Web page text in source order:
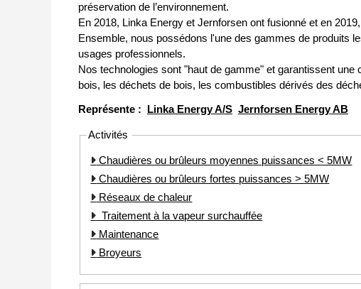
préservation de l’environnement.
En 2018, Linka Energy et Jernforsen ont fusionné et en
Ensemble, nous possédons l'une des gammes de produits
usages professionnels.
Nos technologies sont "haut de gamme" et garantissent
bois, les déchets de bois, les combustibles dérivés des
Représente : Linka Energy A/S Jernforsen Energy AB
Activités
Chaudières ou brûleurs moyennes puissances < 5MW
Chaudières ou brûleurs fortes puissances > 5MW
Réseaux de chaleur
Traitement à la vapeur surchauffée
Maintenance
Broyeurs